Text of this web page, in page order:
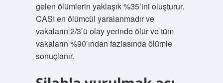
gelen ölümlerin yaklaşık %35’ini oluşturur.
CASI en ölümcül yaralanmadır ve
vakaların 2/3’ü olay yerinde ölür ve tüm
vakaların %90’ından fazlasında ölümle
sonuçlanır.